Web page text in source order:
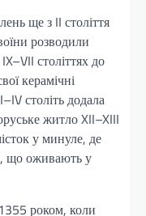
ще з II століття
розводили
століттях до
керамічні
століть додала
житло XII–XIII
у минуле, де
що оживають у
роком, коли